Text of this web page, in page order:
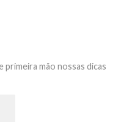
primeira mão nossas dicas